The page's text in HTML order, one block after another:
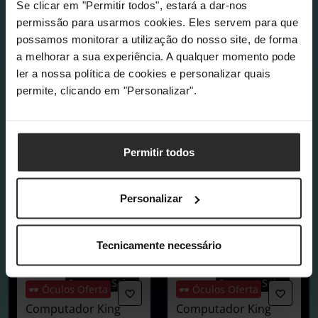
Se clicar em "Permitir todos", estará a dar-nos
permissão para usarmos cookies. Eles servem para que
possamos monitorar a utilização do nosso site, de forma
a melhorar a sua experiência. A qualquer momento pode
ler a nossa política de cookies e personalizar quais
permite, clicando em "Personalizar".
Permitir todos
Personalizar
Tecnicamente necessário
🕶️ Óculos Oferta
Summer Sales
Computador King
🕶️ Óculos Oferta
Summer Sales
Computador King
COMPRAR AGORA